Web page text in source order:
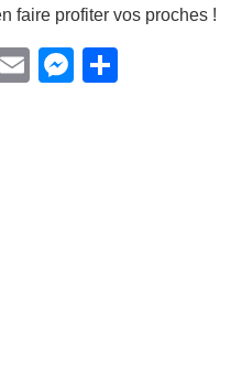
faire profiter vos proches !
Facebook
EmailMessenger